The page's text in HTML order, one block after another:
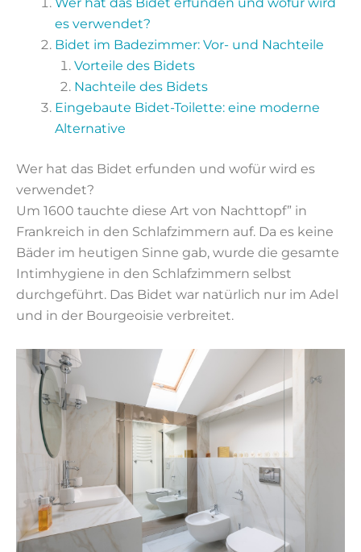
es verwendet?
Bidet im Badezimmer: Vor- und Nachteile
Vorteile des Bidets
Nachteile des Bidets
Eingebaute Bidet-Toilette: eine moderne
Alternative
Wer hat das Bidet erfunden und wofür wird es
verwendet?
Um 1600 tauchte diese Art von Nachttopf” in
Frankreich in den Schlafzimmern auf. Da es keine
Bäder im heutigen Sinne gab, wurde die gesamte
Intimhygiene in den Schlafzimmern selbst
durchgeführt. Das Bidet war natürlich nur im Adel
und in der Bourgeoisie verbreitet.